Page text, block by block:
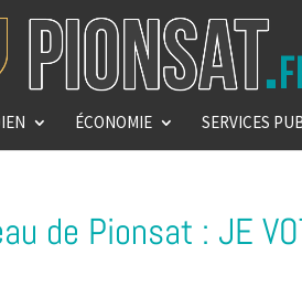
ÉCONOMIE SERVICES
de Pionsat : JE